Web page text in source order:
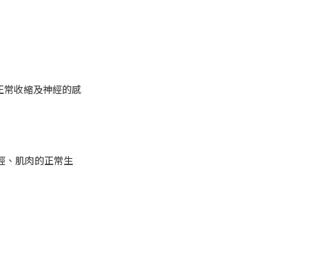
常收縮及神經的感
、肌肉的正常生